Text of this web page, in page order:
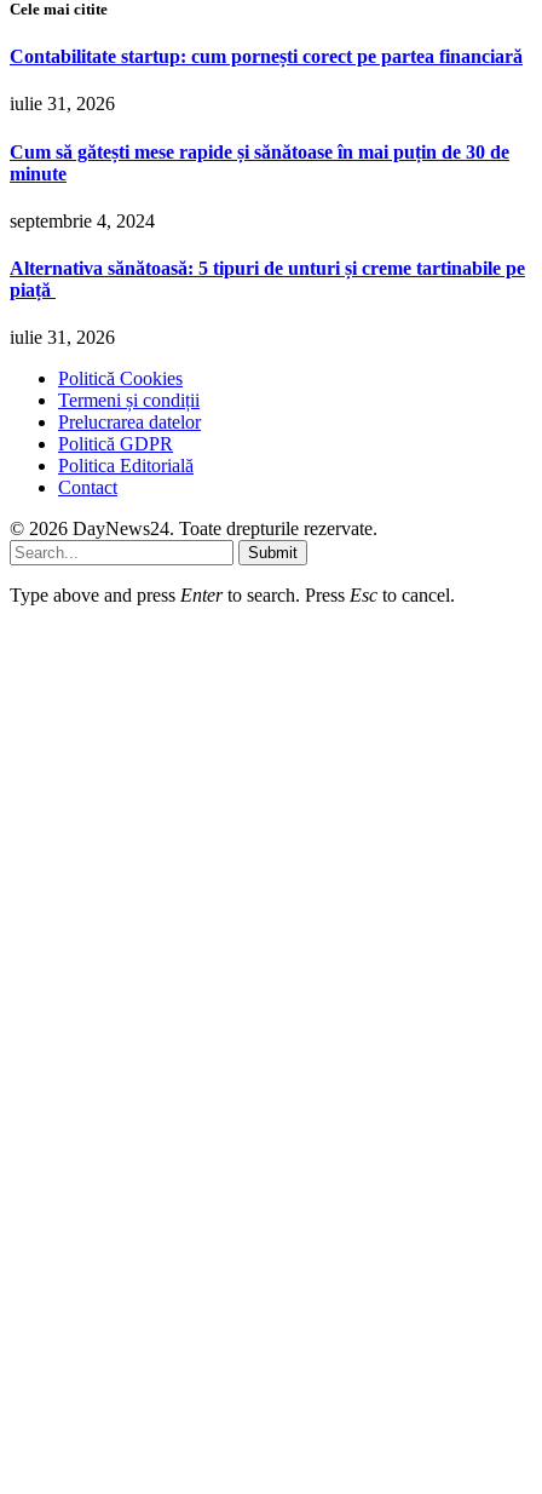
Cele mai citite
Contabilitate startup: cum pornești corect pe partea financiară
iulie 31, 2026
Cum să gătești mese rapide și sănătoase în mai puțin de 30 de
minute
septembrie 4, 2024
Alternativa sănătoasă: 5 tipuri de unturi și creme tartinabile pe
piață
iulie 31, 2026
Politică Cookies
Termeni și condiții
Prelucrarea datelor
Politică GDPR
Politica Editorială
Contact
© 2026 DayNews24. Toate drepturile rezervate.
Submit
Type above and press Enterto search. Press Esc to cancel.